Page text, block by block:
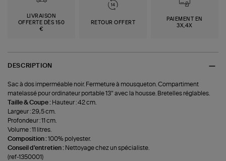
LIVRAISON
OFFERTE DÈS 150
€
RETOUR OFFERT
PAIEMENT EN
3X,4X
DESCRIPTION
Sac à dos imperméable noir. Fermeture à mousqueton. Compartiment
matelassé pour ordinateur portable 13" avec la housse. Bretelles réglables.
Taille & Coupe : Hauteur : 42 cm.
Largeur : 29,5 cm.
Profondeur : 11 cm.
Volume : 11 litres.
Composition :100% polyester.
Conseil d'entretien : Nettoyage chez un spécialiste.
(ref-1350001)